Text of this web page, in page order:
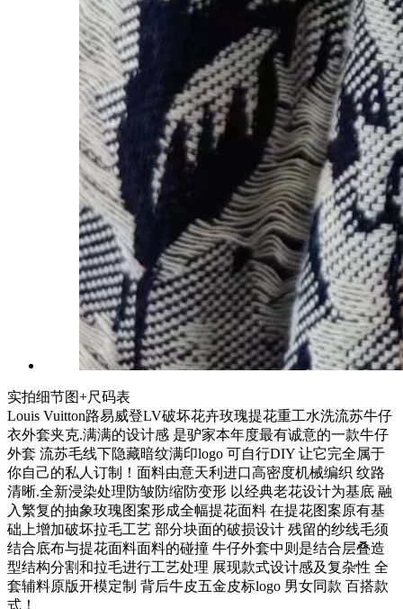
实拍细节图+尺码表
Louis Vuitton路易威登LV破坏花卉玫瑰提花重工水洗流苏牛仔
衣外套夹克.满满的设计感 是驴家本年度最有诚意的一款牛仔
外套 流苏毛线下隐藏暗纹满印logo 可自行DIY 让它完全属于
你自己的私人订制！面料由意天利进口高密度机械编织 纹路
清晰.全新浸染处理防皱防缩防变形 以经典老花设计为基底 融
入繁复的抽象玫瑰图案形成全幅提花面料 在提花图案原有基
础上增加破坏拉毛工艺 部分块面的破损设计 残留的纱线毛须
结合底布与提花面料面料的碰撞 牛仔外套中则是结合层叠造
型结构分割和拉毛进行工艺处理 展现款式设计感及复杂性 全
套辅料原版开模定制 背后牛皮五金皮标logo 男女同款 百搭款
式！